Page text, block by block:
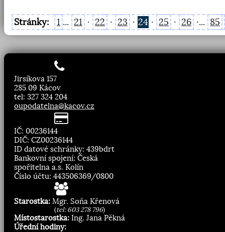
Stránky: 1 ... 21 · 22 · 23 · 24 · 25 · 26 ·... 85
Jirsíkova 157
285 09 Kácov
tel: 327 324 204
oupodatelna@kacov.cz
IČ: 00236144
DIČ: CZ00236144
ID datové schránky: 439bdrt
Bankovní spojení: Česká
spořitelna a.s. Kolín
Číslo účtu: 443506369/0800
Starostka: Mgr. Soňa Křenová
(tel: 603 278 796)
Místostarostka: Ing. Jana Pěkná
Úřední hodiny: